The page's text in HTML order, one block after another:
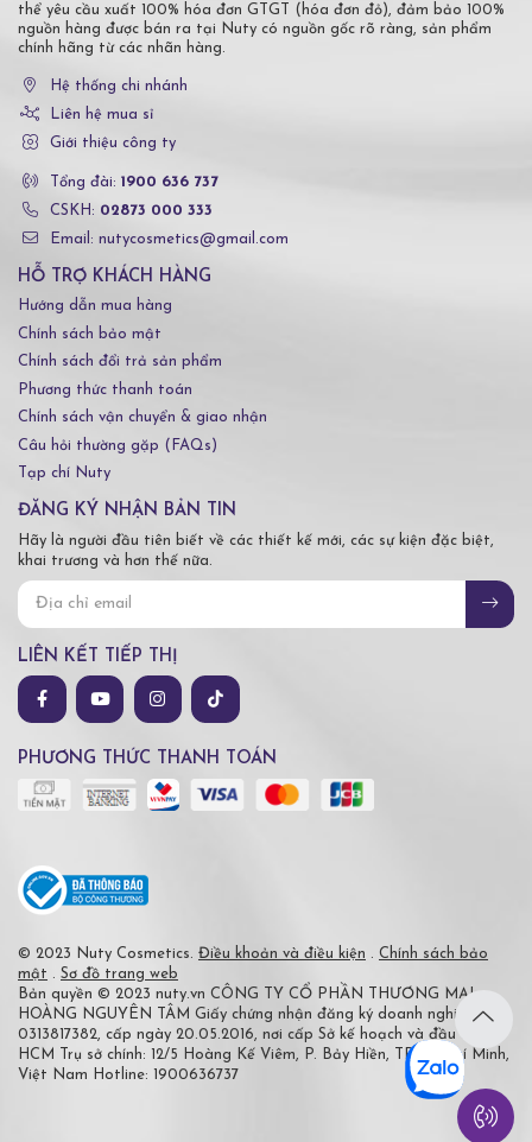
thể yêu cầu xuất 100% hóa đơn GTGT (hóa đơn đỏ), đảm bảo 100%
nguồn hàng được bán ra tại Nuty có nguồn gốc rõ ràng, sản phẩm
chính hãng từ các nhãn hàng.
Hệ thống chi nhánh
Liên hệ mua sỉ
Giới thiệu công ty
Tổng đài: 1900 636 737
CSKH: 02873 000 333
Email: nutycosmetics@gmail.com
HỖ TRỢ KHÁCH HÀNG
Hướng dẫn mua hàng
Chính sách bảo mật
Chính sách đổi trả sản phẩm
Phương thức thanh toán
Chính sách vận chuyển & giao nhận
Câu hỏi thường gặp (FAQs)
Tạp chí Nuty
ĐĂNG KÝ NHẬN BẢN TIN
Hãy là người đầu tiên biết về các thiết kế mới, các sự kiện đặc biệt,
khai trương và hơn thế nữa.
LIÊN KẾT TIẾP THỊ
PHƯƠNG THỨC THANH TOÁN
© 2023 Nuty Cosmetics. Điều khoản và điều kiện . Chính sách bảo
mật . Sơ đồ trang web
Bản quyền © 2023 nuty.vn CÔNG TY CỔ PHẦN THƯƠNG MẠI
HOÀNG NGUYÊN TÂM Giấy chứng nhận đăng ký doanh nghiệp số
0313817382, cấp ngày 20.05.2016, nơi cấp Sở kế hoạch và đầu tư TP
HCM
Trụ sở chính: 12/5 Hoàng Kế Viêm, P. Bảy Hiền, TP Hồ Chí Minh,
Việt Nam Hotline: 1900636737